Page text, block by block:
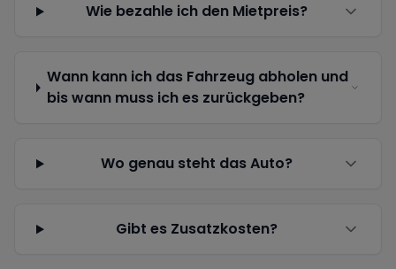
Wie bezahle ich den Mietpreis?
Wann kann ich das Fahrzeug abholen und
bis wann muss ich es zurückgeben?
Wo genau steht das Auto?
Gibt es Zusatzkosten?